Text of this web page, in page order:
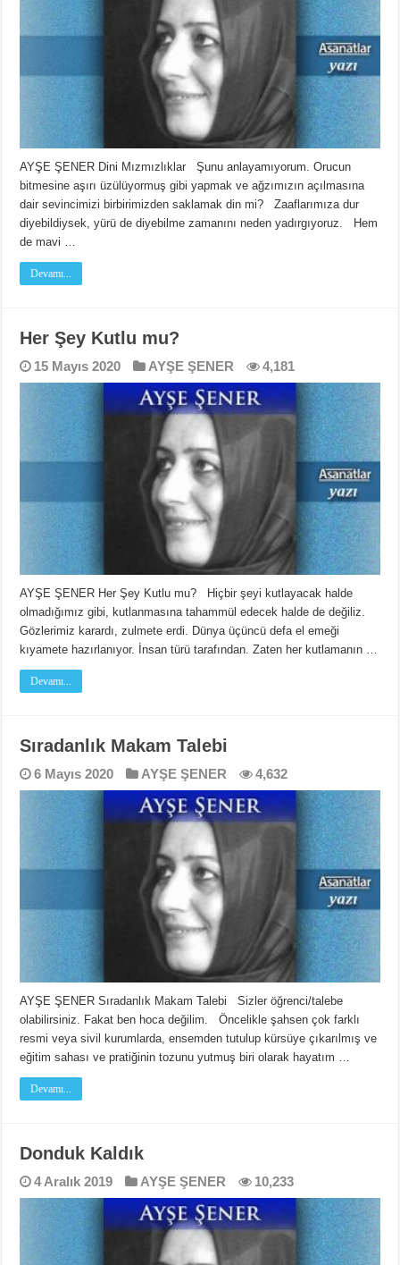
AYŞE ŞENER Dini Mızmızlıklar Şunu anlayamıyorum. Orucun
bitmesine aşırı üzülüyormuş gibi yapmak ve ağzımızın açılmasına
dair sevincimizi birbirimizden saklamak din mi? Zaaflarımıza dur
diyebildiysek, yürü de diyebilme zamanını neden yadırgıyoruz. Hem
de mavi …
Devamı...
Her Şey Kutlu mu?
15 Mayıs 2020 AYŞE ŞENER 4,181
AYŞE ŞENER Her Şey Kutlu mu? Hiçbir şeyi kutlayacak halde
olmadığımız gibi, kutlanmasına tahammül edecek halde de değiliz.
Gözlerimiz karardı, zulmete erdi. Dünya üçüncü defa el emeği
kıyamete hazırlanıyor. İnsan türü tarafından. Zaten her kutlamanın …
Devamı...
Sıradanlık Makam Talebi
6 Mayıs 2020 AYŞE ŞENER 4,632
AYŞE ŞENER Sıradanlık Makam Talebi Sizler öğrenci/talebe
olabilirsiniz. Fakat ben hoca değilim. Öncelikle şahsen çok farklı
resmi veya sivil kurumlarda, ensemden tutulup kürsüye çıkarılmış ve
eğitim sahası ve pratiğinin tozunu yutmuş biri olarak hayatım …
Devamı...
Donduk Kaldık
4 Aralık 2019 AYŞE ŞENER 10,233